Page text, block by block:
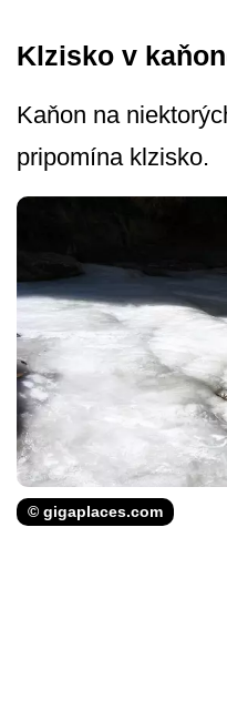
Klzisko v
Kaňon na
pripomína klzisko.
© gigaplaces.com